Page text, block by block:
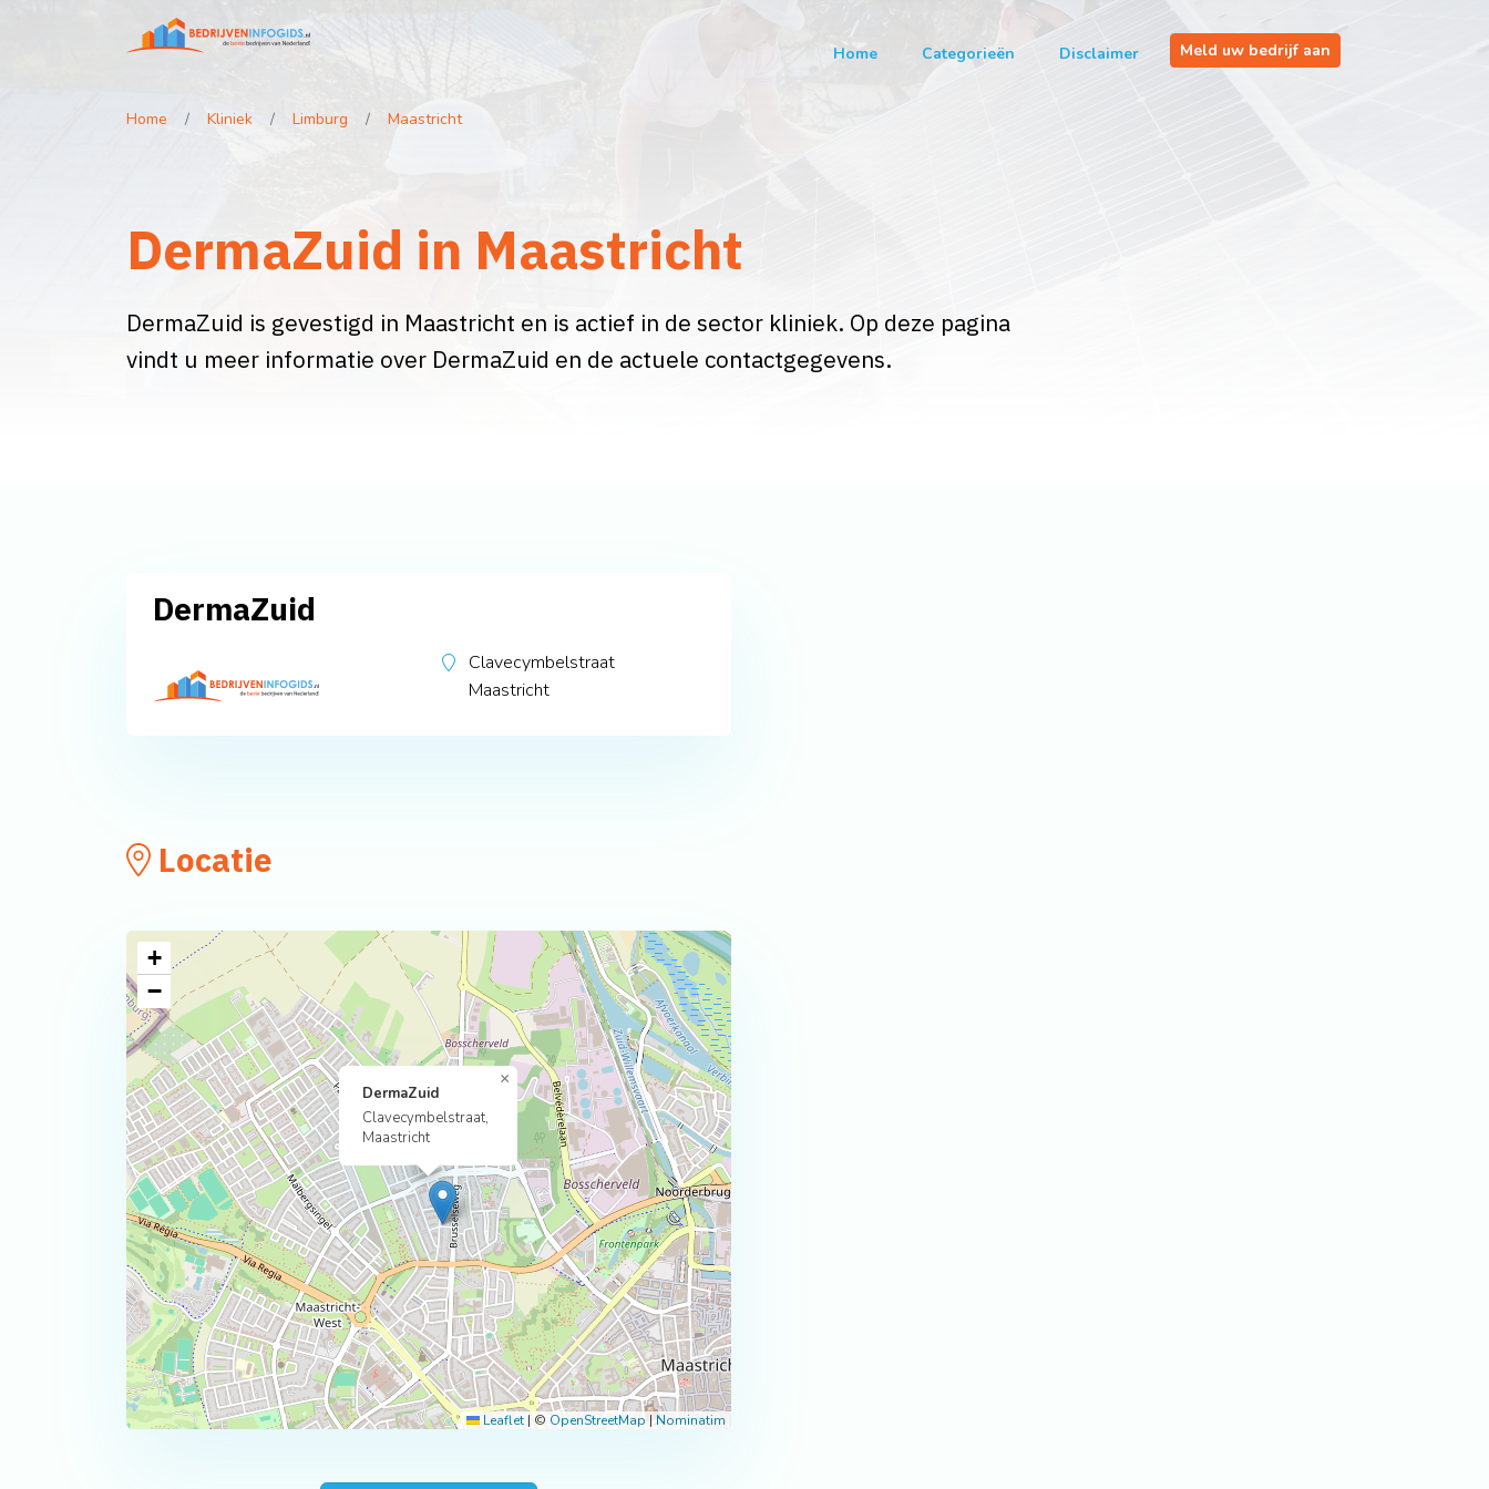
Home Categorieën Disclaimer Meld uw bedrijf aan
Home Kliniek Limburg Maastricht
DermaZuid in Maastricht
DermaZuid is gevestigd in Maastricht en is actief in de sector kliniek. Op deze pagina
vindt u meer informatie over DermaZuid en de actuele contactgegevens.
DermaZuid
Clavecymbelstraat
Maastricht
Locatie
DermaZuid
Clavecymbelstraat,
Maastricht
×
+
−
Leaflet | © OpenStreetMap | Nominatim